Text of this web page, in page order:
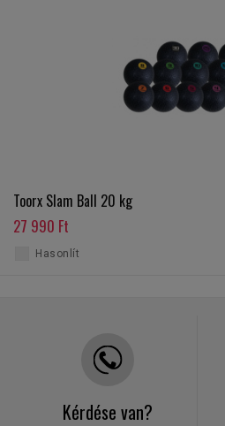
Toorx Slam Ball 20 kg
27 990 Ft
Hasonlít
Kérdése van?